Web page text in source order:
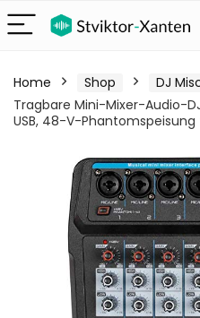
Home Shop DJ
Tragbare Mini-Mixer-Audio-
USB, 48-V-